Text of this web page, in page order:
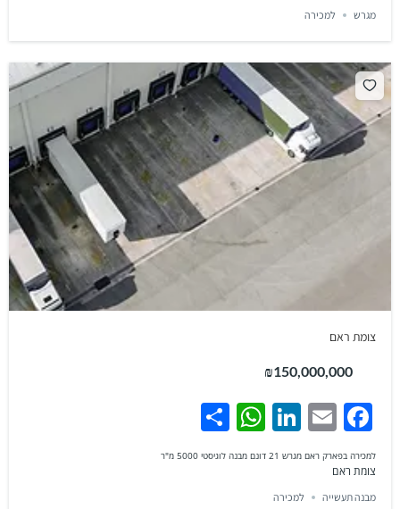
מגרש למכירה
צומת ראם
₪150,000,000
Facebook
Email
LinkedIn
WhatsApp
Share
למכירה בפארק ראם מגרש 21 דונם מבנה לוגיסטי 5000 מ"ר
צומת ראם
מבנה תעשייה למכירה